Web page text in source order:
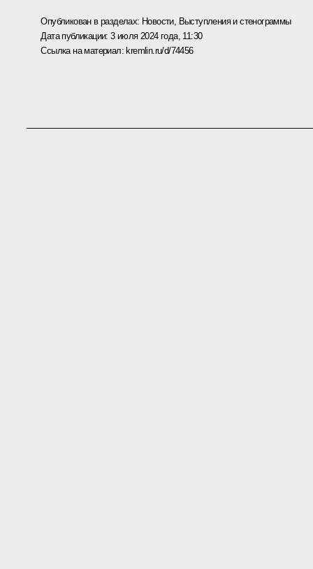
Опубликован в разделах: Новости, Выступления и стенограммы
Дата публикации:3 июля 2024 года, 11:30
Ссылка на материал: kremlin.ru/d/74456